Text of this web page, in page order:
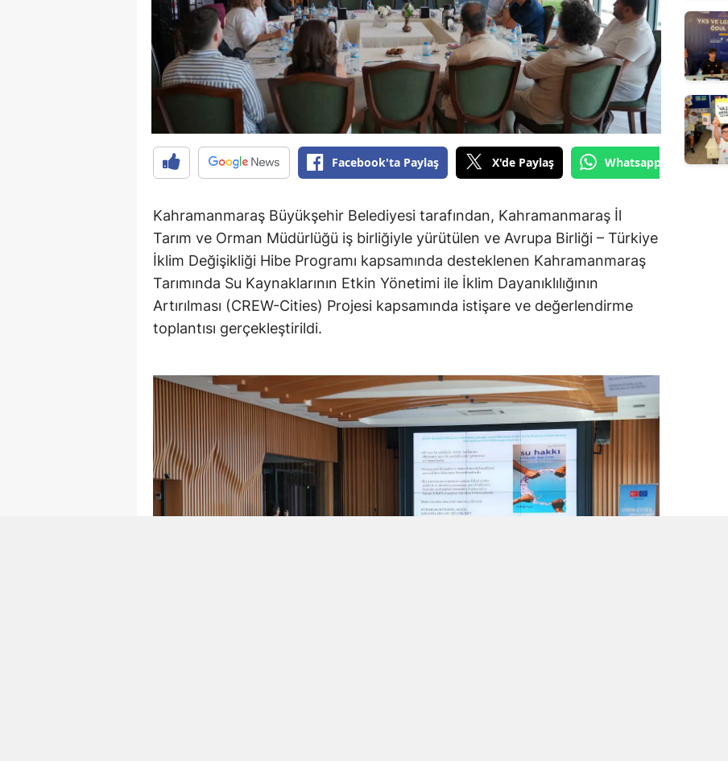
Facebook'ta Paylaş X'de Paylaş Whatsapp'tan Gönder
Kahramanmaraş Büyükşehir Belediyesi tarafından, Kahramanmaraş İl
Tarım ve Orman Müdürlüğü iş birliğiyle yürütülen ve Avrupa Birliği – Türkiye
İklim Değişikliği Hibe Programı kapsamında desteklenen Kahramanmaraş
Tarımında Su Kaynaklarının Etkin Yönetimi ile İklim Dayanıklılığının
Artırılması (CREW-Cities) Projesi kapsamında istişare ve değerlendirme
toplantısı gerçekleştirildi.